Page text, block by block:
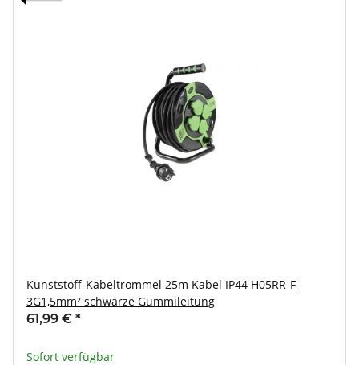
Kunststoff-Kabeltrommel 25m Kabel IP44 H05RR-F
3G1,5mm² schwarze Gummileitung
61,99 € *
Sofort verfügbar